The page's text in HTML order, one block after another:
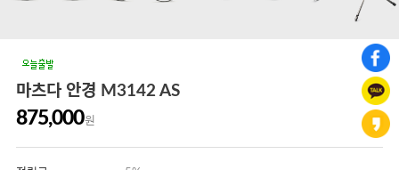
마츠다 안경 M3142 AS
875,000원